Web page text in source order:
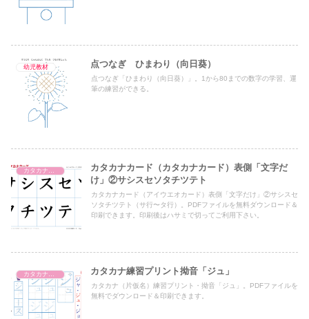
幼児教材 点つなぎ ひまわり（向日葵）
点つなぎ「ひまわり（向日葵）」。1から80までの数字の学習、運
筆の練習ができる。
カタカナカード（カタカナカード）表側「文字だ
け」②サシスセソタチツテト
カタカナカード（アイウエオカード）表側「文字だけ」②サシスセ
ソタチツテト（サ行〜タ行）。PDFファイルを無料ダウンロード＆
印刷できます。印刷後はハサミで切ってご利用下さい。
カタカナ濁音・半濁音・拗音・促音（一文字ずつ） カタカナ練習プリント拗音「ジュ」
カタカナ（片仮名）練習プリント・拗音「ジュ」。PDFファイルを
無料でダウンロード＆印刷できます。